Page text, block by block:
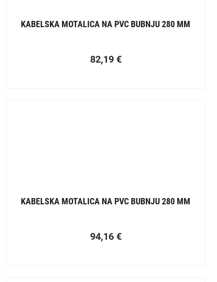
KABELSKA MOTALICA NA PVC BUBNJU 280 MM
82,19 €
KABELSKA MOTALICA NA PVC BUBNJU 280 MM
94,16 €